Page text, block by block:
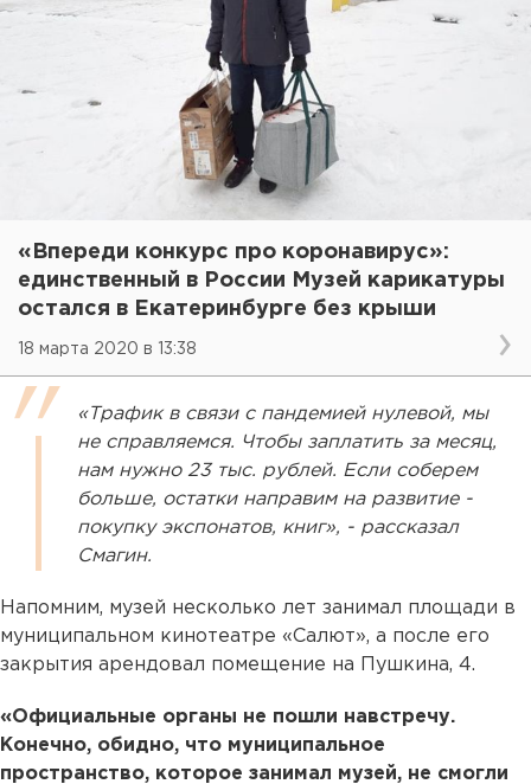
«Впереди конкурс про коронавирус»:
единственный в России Музей карикатуры
остался в Екатеринбурге без крыши
18 марта 2020 в 13:38
«Трафик в связи с пандемией нулевой, мы
не справляемся. Чтобы заплатить за месяц,
нам нужно 23 тыс. рублей. Если соберем
больше, остатки направим на развитие -
покупку экспонатов, книг», - рассказал
Смагин.
Напомним, музей несколько лет занимал площади в
муниципальном кинотеатре «Салют», а после его
закрытия арендовал помещение на Пушкина, 4.
«Официальные органы не пошли навстречу.
Конечно, обидно, что муниципальное
пространство, которое занимал музей, не смогли